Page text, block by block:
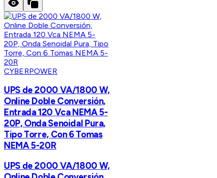
CYBERPOWER
UPS de 2000 VA/1800 W,
Online Doble Conversión,
Entrada 120 Vca NEMA 5-
20P, Onda Senoidal Pura,
Tipo Torre, Con 6 Tomas
NEMA 5-20R
UPS de 2000 VA/1800 W,